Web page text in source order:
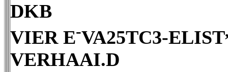
DKB
VIER E-VA25TC3-ELIST
VERHAAI.D